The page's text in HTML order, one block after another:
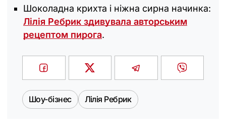
Шоколадна крихта і ніжна сирна начинка:
Лілія Ребрик здивувала авторським
рецептом пирога.
Шоу-бізнес Лілія Ребрик